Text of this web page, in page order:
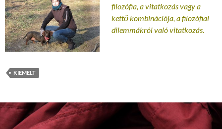
filozófia, a vitatkozás vagy a
kettőkombinációja, a filozófiai
dilemmákról való vitatkozás.
KIEMELT